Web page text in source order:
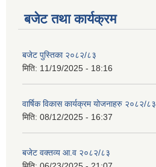
बजेट तथा कार्यक्रम
बजेट पुस्तिका २०८२/८३
मिति: 11/19/2025 - 18:16
वार्षिक विकास कार्यक्रम योजनाहरु २०८२/८३
मिति: 08/12/2025 - 16:37
बजेट वक्तव्य आ.व २०८२/८३